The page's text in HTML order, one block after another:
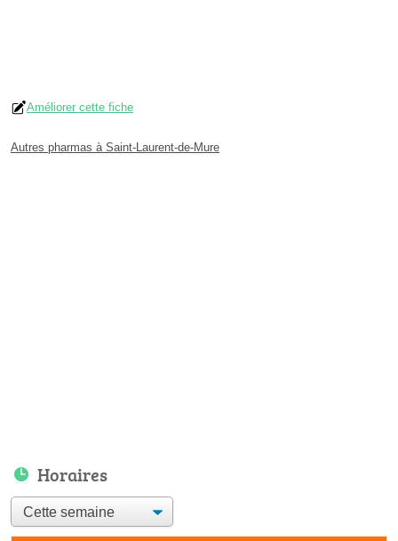
Améliorer cette fiche
Autres pharmas à Saint-Laurent-de-Mure
Horaires